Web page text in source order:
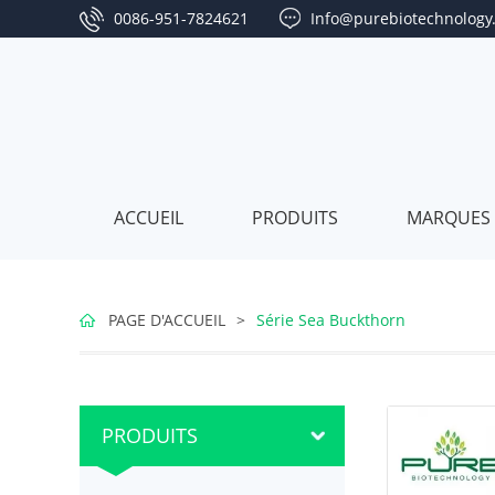
0086-951-7824621
ACCUEIL PRODUITS
baies
de
de
jujubes
Série
Sea Série
MARQUES
PAGE D'ACCUEIL > Série Sea Buckthorn
PRODUITS